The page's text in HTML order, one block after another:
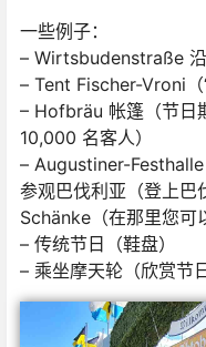
一些例子：
– Wirtsbudenstraße
– Tent Fischer-Vroni（
– Hofbräu 帐篷（节日
10,000 名客人）
– Augustiner-
参观巴伐利亚（登上巴
Schänke（在那里您可
– 传统节日（鞋盘）
– 乘坐摩天轮（欣赏节